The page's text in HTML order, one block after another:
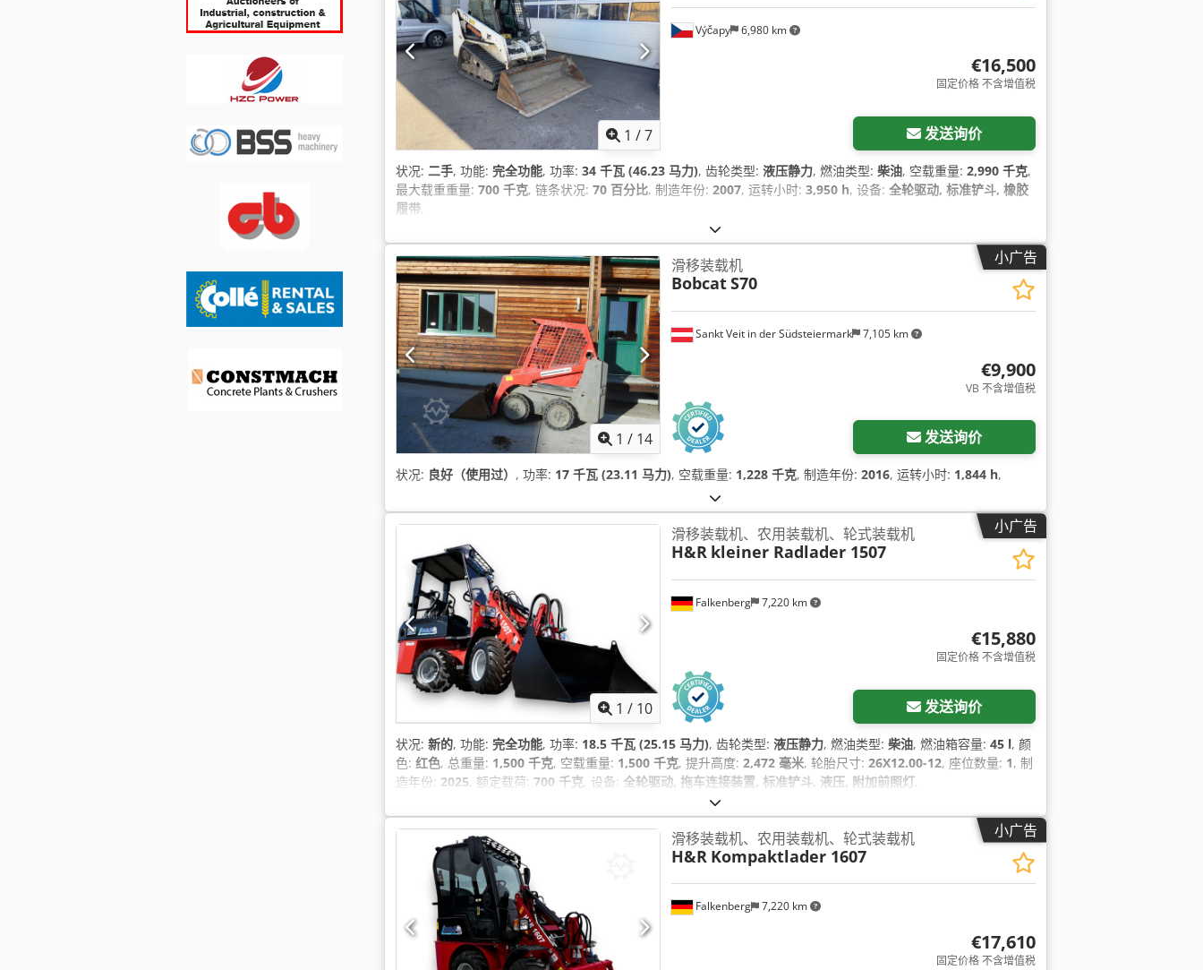
1 /7
Výčapy 6,980 km
€16,500
固定价格 不含增值税
发送询价
状况: 二手, 功能: 完全功能, 功率: 34 千瓦 (46.23 马力), 齿轮类型: 液压静力, 燃油类型: 柴油, 空载重量: 2,990 千克,
最大载重重量: 700 千克, 链条状况: 70 百分比, 制造年份: 2007, 运转小时: 3,950 h, 设备: 全轮驱动, 标准铲斗, 橡胶
履带,
小广告
1 / 14
Sankt Veit in der Südsteiermark 7,105 km
滑移装载机
BobcatS70
€9,900
VB 不含增值税
发送询价
状况: 良好（使用过） , 功率: 17 千瓦 (23.11 马力), 空载重量: 1,228 千克, 制造年份: 2016, 运转小时: 1,844 h,
小广告
1 / 10
Falkenberg 7,220 km
滑移装载机、农用装载机、轮式装载机
H&R kleiner Radlader 1507
€15,880
固定价格 不含增值税
发送询价
状况: 新的, 功能: 完全功能, 功率: 18.5 千瓦 (25.15 马力), 齿轮类型: 液压静力, 燃油类型: 柴油, 燃油箱容量: 45 l, 颜
色: 红色, 总重量: 1,500 千克, 空载重量: 1,500 千克, 提升高度: 2,472 毫米, 轮胎尺寸: 26X12.00-12, 座位数量: 1, 制
造年份: 2025, 额定载荷: 700 千克, 设备: 全轮驱动, 拖车连接装置, 标准铲斗, 液压, 附加前照灯,
小广告
Falkenberg 7,220 km
滑移装载机、农用装载机、轮式装载机
H&R Kompaktlader 1607
€17,610
固定价格 不含增值税